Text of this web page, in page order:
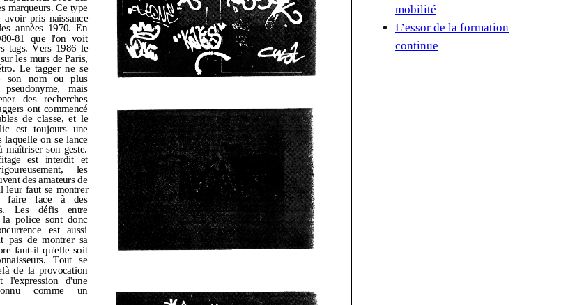
mobilité
L’essor de la formation
continue